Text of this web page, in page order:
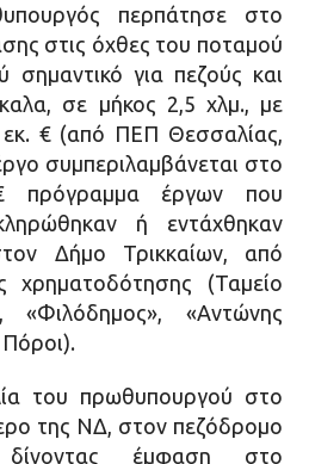
περπάτησε στο
στις όχθες του ποταμού
για πεζούς και
σε μήκος 2,5 χλμ., με
€ (από ΠΕΠ Θεσσαλίας,
συμπεριλαμβάνεται στο
έργων που
ή εντάχθηκαν
Δήμο Τρικκαίων, από
χρηματοδότησης (Ταμείο
«Αντώνης
Πόροι).
του πρωθυπουργού στο
της ΝΔ, στον πεζόδρομο
έμφαση στο